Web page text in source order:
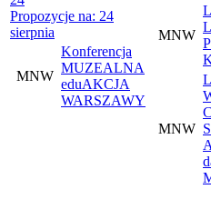
Propozycje na: 24
sierpnia
MNW
Konferencja
MUZEALNA
eduAKCJA
WARSZAWY
MNW
MNW